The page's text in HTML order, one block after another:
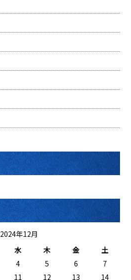
2024年12月
水 木 金
土
4 5 6
7
11 12 13 14